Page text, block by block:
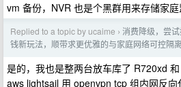
vm 备份，NVR 也是个黑群用来存储家庭
Replied to a topic by ucaime › 消费降级，尝
钱新玩法，顺带求更优雅的与家庭网络可控隔
是的，我也是整两台放车库了 R720xd
aws lightsail 用 openvpn tcp 组内网反